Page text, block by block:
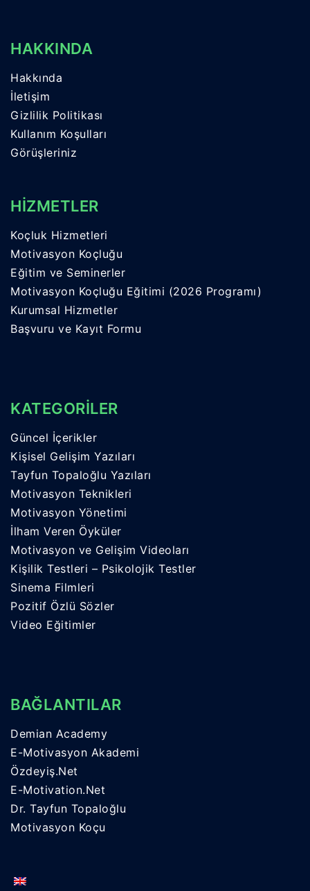
HAKKINDA
Hakkında
İletişim
Gizlilik Politikası
Kullanım Koşulları
Görüşleriniz
HİZMETLER
Koçluk Hizmetleri
Motivasyon Koçluğu
Eğitim ve Seminerler
Motivasyon Koçluğu Eğitimi (2026 Programı)
Kurumsal Hizmetler
Başvuru ve Kayıt Formu
KATEGORİLER
Güncel İçerikler
Kişisel Gelişim Yazıları
Tayfun Topaloğlu Yazıları
Motivasyon Teknikleri
Motivasyon Yönetimi
İlham Veren Öyküler
Motivasyon ve Gelişim Videoları
Kişilik Testleri – Psikolojik Testler
Sinema Filmleri
Pozitif Özlü Sözler
Video Eğitimler
BAĞLANTILAR
Demian Academy
E-Motivasyon Akademi
Özdeyiş.Net
E-Motivation.Net
Dr. Tayfun Topaloğlu
Motivasyon Koçu